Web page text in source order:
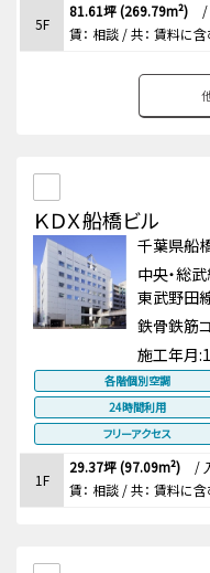
5F
81.61坪 (269.79m²) /
賃： 相談 / 共： 賃料に含
ＫＤＸ船橋ビル
千葉県船
中央・総
東武野田
鉄骨鉄筋
施工年月:
各階個別空調
24時間利用
フリーアクセス
1F
29.37坪 (97.09m²) /
賃： 相談 / 共： 賃料に含